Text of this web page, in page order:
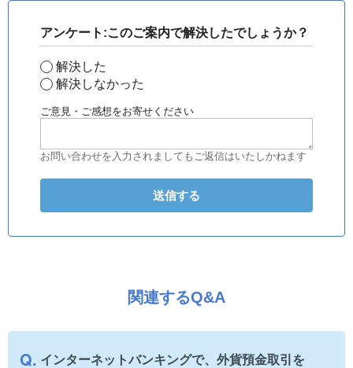
アンケート:このご案内で解決したでしょうか？
解決した
解決しなかった
ご意見・ご感想をお寄せください
お問い合わせを入力されましてもご返信はいたしかねます
関連するQ&A
インターネットバンキングで、外貨預金取引を